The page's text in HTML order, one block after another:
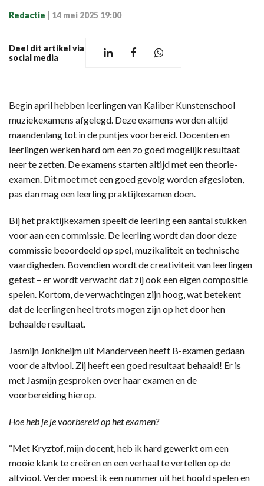
Redactie 14 mei 2025 19:00
Deel dit artikel via
social media
Begin april hebben leerlingen van Kaliber Kunstenschool
muziekexamens afgelegd. Deze examens worden altijd
maandenlang tot in de puntjes voorbereid. Docenten en
leerlingen werken hard om een zo goed mogelijk resultaat
neer te zetten. De examens starten altijd met een theorie-
examen. Dit moet met een goed gevolg worden afgesloten,
pas dan mag een leerling praktijkexamen doen.
Bij het praktijkexamen speelt de leerling een aantal stukken
voor aan een commissie. De leerling wordt dan door deze
commissie beoordeeld op spel, muzikaliteit en technische
vaardigheden. Bovendien wordt de creativiteit van leerlingen
getest – er wordt verwacht dat zij ook een eigen compositie
spelen. Kortom, de verwachtingen zijn hoog, wat betekent
dat de leerlingen heel trots mogen zijn op het door hen
behaalde resultaat.
Jasmijn Jonkheijm uit Manderveen heeft B-examen gedaan
voor de altviool. Zij heeft een goed resultaat behaald! Er is
met Jasmijn gesproken over haar examen en de
voorbereiding hierop.
Hoe heb je je voorbereid op het examen?
“Met Kryztof, mijn docent, heb ik hard gewerkt om een
mooie klank te creëren en een verhaal te vertellen op de
altviool. Verder moest ik een nummer uit het hoofd spelen en